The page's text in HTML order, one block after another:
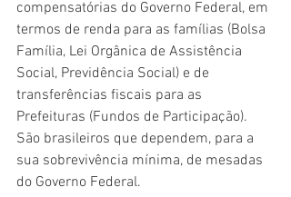
compensatórias do Governo Federal, em
termos de renda para as famílias (Bolsa
Família, Lei Orgânica de Assistência
Social, Previdência Social) e de
transferências fiscais para as
Prefeituras (Fundos de Participação).
São brasileiros que dependem, para a
sua sobrevivência mínima, de mesadas
do Governo Federal.